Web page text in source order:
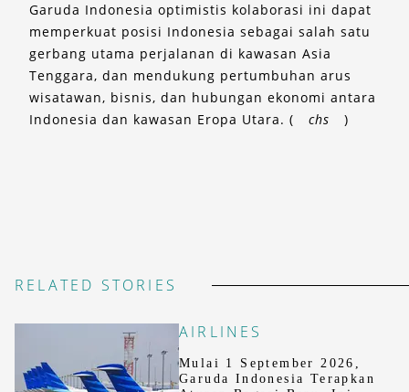
Garuda Indonesia optimistis kolaborasi ini dapat
memperkuat posisi Indonesia sebagai salah satu
gerbang utama perjalanan di kawasan Asia
Tenggara, dan mendukung pertumbuhan arus
wisatawan, bisnis, dan hubungan ekonomi antara
Indonesia dan kawasan Eropa Utara. (
chs )
RELATED STORIES
AIRLINES
Mulai 1 September 2026,
Garuda Indonesia Terapkan